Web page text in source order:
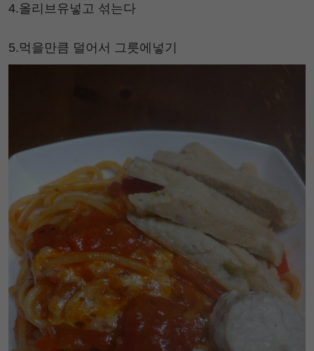
4.올리브유넣고 섞는다
5.먹을만큼 덜어서 그릇에넣기